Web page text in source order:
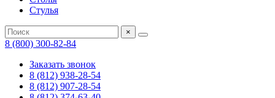
Стулья
×
8 (800) 300-82-84
Заказать звонок
8 (812) 938-28-54
8 (812) 907-28-54